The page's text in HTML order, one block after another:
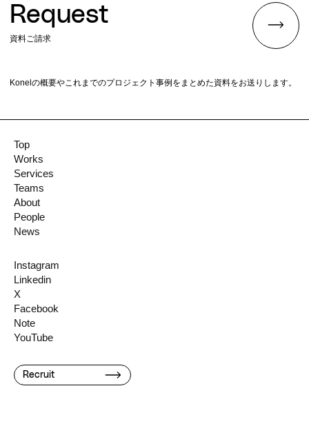
Top
Works
Services
Teams
About
People
News
Instagram
Linkedin
X
Facebook
Note
YouTube
Recruit
Request
資料ご請求
Konelの概要やこれまでのプロジェクト事例をまとめた資料をお送りします。